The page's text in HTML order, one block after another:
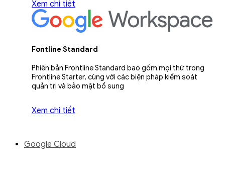
Xem chi tiết
Fontline Standard
Phiên bản Frontline Standard bao gồm mọi thứ trong
Frontline Starter, cùng với các biện pháp kiểm soát
quản trị và bảo mật bổ sung
Xem chi tiết
Google Cloud